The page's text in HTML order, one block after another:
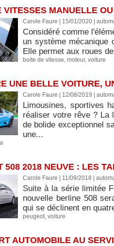
VITESSES MANUELLE
Carole Faure | 15/01/2020
Considéré comme
un système mécanique
Elle permet aux roues
boite de vitesse, moteur, voiture
UNE BELLE VOITURE,
Carole Faure | 12/08/2019
Limousines, sportives
réaliser votre rêve ? La
de bolide exceptionnel
une...
508 2018 NEUVE : LES
Carole Faure | 11/09/2018
Suite à la série limitée
nouvelle berline 508
qui se déclinent en
peugeot, voiture
AUTOMOBILE AU